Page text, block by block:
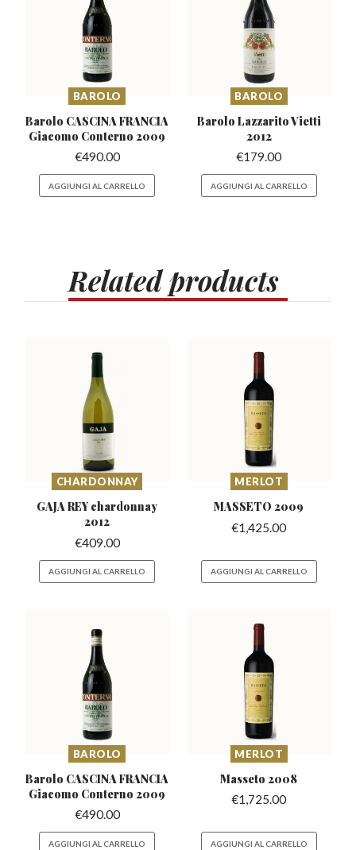
BAROLO
Barolo CASCINA FRANCIA
Giacomo Conterno 2009
€490.00
AGGIUNGI AL CARRELLO
BAROLO
Barolo LazzaritoVietti
2012
€179.00
AGGIUNGI AL CARRELLO
Relatedproducts
CHARDONNAY
GAJA REY chardonnay
2012
€409.00
AGGIUNGI AL CARRELLO
MERLOT
MASSETO 2009
€1,425.00
AGGIUNGI AL CARRELLO
BAROLO
Barolo CASCINA FRANCIA
Giacomo Conterno 2009
€490.00
AGGIUNGI AL CARRELLO
MERLOT
Masseto 2008
€1,725.00
AGGIUNGI AL CARRELLO